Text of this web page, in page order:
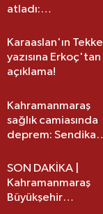
atladı:
üst lige iki transfer!
Karaaslan'ın Tekke
yazısına Erkoç'tan
açıklama!
Kahramanmaraş
sağlık camiasında
deprem: Sendika
SON DAKİKA |
Kahramanmaraş
Büyükşehir